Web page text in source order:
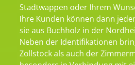
Stadtwappen oder Ihrem
Ihre Kunden können dann
sie aus Buchholz in der
Neben der Identifikationen
Zollstock als auch der